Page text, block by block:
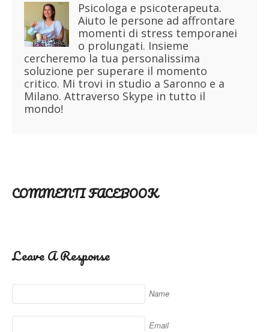
Psicologa e psicoterapeuta.
Aiuto le persone ad affrontare
momenti di stress temporanei
o prolungati. Insieme
cercheremo la tua personalissima
soluzione per superare il momento
critico. Mi trovi in studio a Saronno e a
Milano. Attraverso Skype in tutto il
mondo!
COMMENTI FACEBOOK
Leave A Response
Name
Email